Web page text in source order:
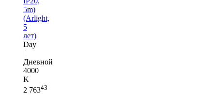
5m)
(Arlight,
5
лет)
Day
|
Дневной
4000
K
2 76343